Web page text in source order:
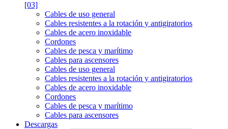
[03]
Cables de uso general
Cables resistentes a la rotación y antigiratorios
Cables de acero inoxidable
Cordones
Cables de pesca y marítimo
Cables para ascensores
Cables de uso general
Cables resistentes a la rotación y antigiratorios
Cables de acero inoxidable
Cordones
Cables de pesca y marítimo
Cables para ascensores
Descargas